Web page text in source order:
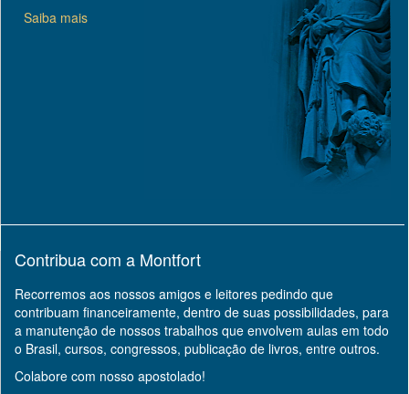
Saiba mais
Contribua com a Montfort
Recorremos aos nossos amigos e leitores pedindo que
contribuam financeiramente, dentro de suas possibilidades, para
a manutenção de nossos trabalhos que envolvem aulas em todo
o Brasil, cursos, congressos, publicação de livros, entre outros.
Colabore com nosso apostolado!